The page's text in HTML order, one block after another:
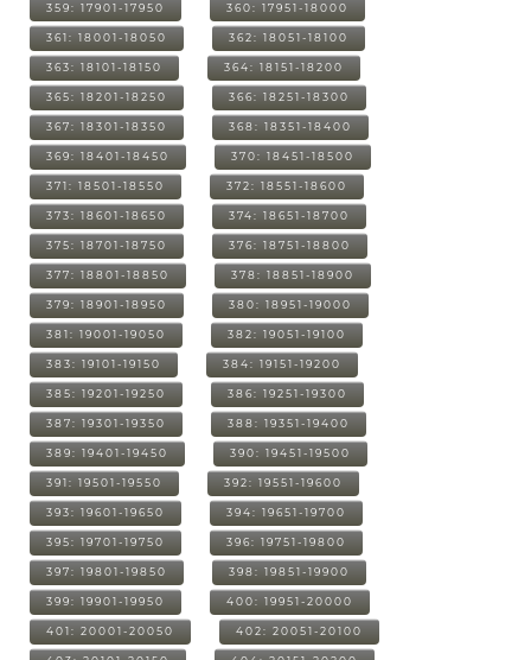
359: 17901-17950 360: 17951-18000
361: 18001-18050 362: 18051-18100
363: 18101-18150 364: 18151-18200
365: 18201-18250 366: 18251-18300
367: 18301-18350 368: 18351-18400
369: 18401-18450 370: 18451-18500
371: 18501-18550 372: 18551-18600
373: 18601-18650 374: 18651-18700
375: 18701-18750 376: 18751-18800
377: 18801-18850 378: 18851-18900
379: 18901-18950 380: 18951-19000
381: 19001-19050 382: 19051-19100
383: 19101-19150 384: 19151-19200
385: 19201-19250 386: 19251-19300
387: 19301-19350 388: 19351-19400
389: 19401-19450 390: 19451-19500
391: 19501-19550 392: 19551-19600
393: 19601-19650 394: 19651-19700
395: 19701-19750 396: 19751-19800
397: 19801-19850 398: 19851-19900
399: 19901-19950 400: 19951-20000
401: 20001-20050 402: 20051-20100